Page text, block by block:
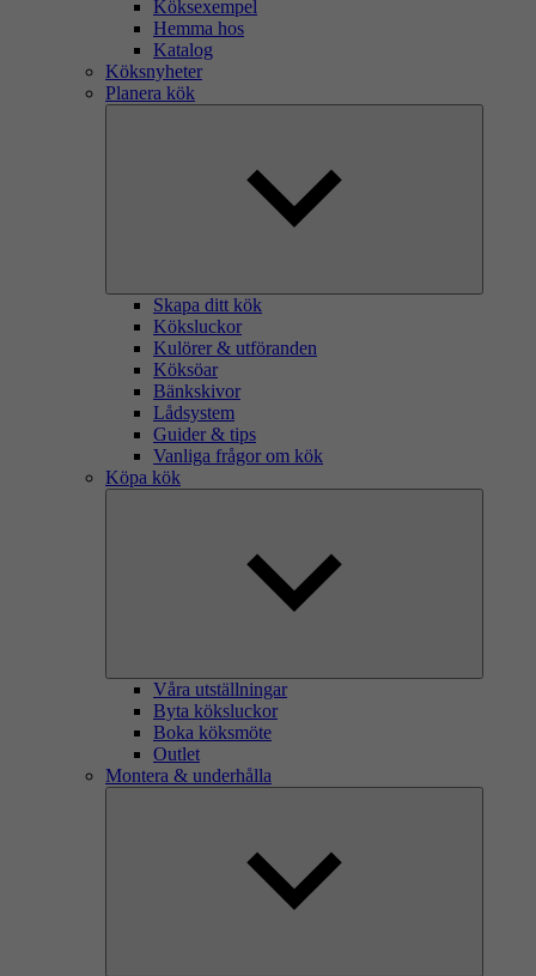
Köksexempel
Hemma hos
Katalog
Köksnyheter
Planera kök
Skapa ditt kök
Köksluckor
Kulörer & utföranden
Köksöar
Bänkskivor
Lådsystem
Guider & tips
Vanliga frågor om kök
Köpa kök
Våra utställningar
Byta köksluckor
Boka köksmöte
Outlet
Montera & underhålla